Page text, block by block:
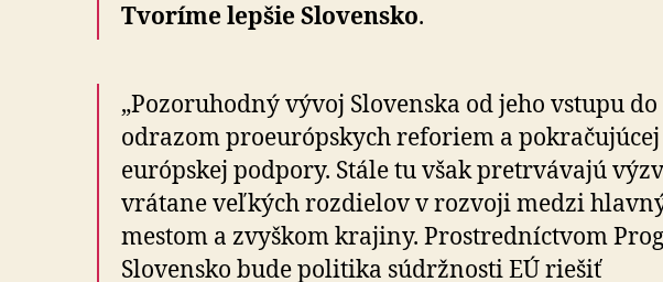
Tvoríme lepšie Slovensko.
„Pozoruhodný vývoj Slovenska od jeho vstupu do
odrazom proeurópskych reforiem a pokračujúcej
európskej podpory. Stále tu však pretrvávajú
vrátane veľkých rozdielov v rozvoji medzi
mestom a zvyškom krajiny. Prostredníctvom
Slovensko bude politika súdržnosti EÚ riešiť